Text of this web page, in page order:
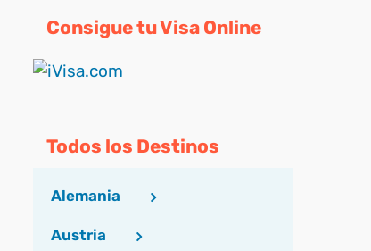
Consigue tu Visa Online
Todos los Destinos
Alemania
Austria